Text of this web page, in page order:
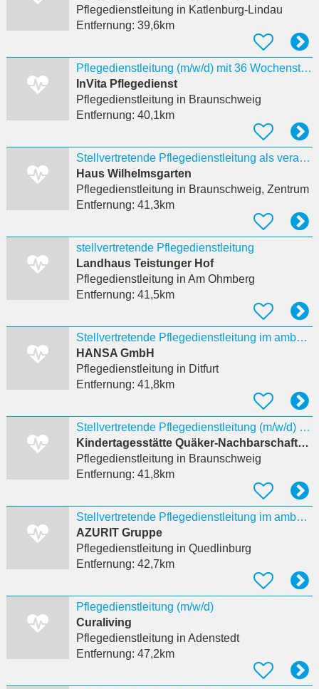
Pflegedienstleitung in Katlenburg-Lindau
Entfernung: 39,6km
Pflegedienstleitung (m/w/d) mit 36 Wochenstunden
InVita Pflegedienst
Pflegedienstleitung in Braunschweig
Entfernung: 40,1km
Stellvertretende Pflegedienstleitung als verantwortliche:r Pflegeprozesskoordinator:in (w/m/d)
Haus Wilhelmsgarten
Pflegedienstleitung in Braunschweig, Zentrum
Entfernung: 41,3km
stellvertretende Pflegedienstleitung
Landhaus Teistunger Hof
Pflegedienstleitung in Am Ohmberg
Entfernung: 41,5km
Stellvertretende Pflegedienstleitung im ambulanten Dienst (w/m/d)
HANSA GmbH
Pflegedienstleitung in Ditfurt
Entfernung: 41,8km
Stellvertretende Pflegedienstleitung (m/w/d) – Ambulante Pflege
Kindertagesstätte Quäker-Nachbarschaftsheim (QNH) des Paritätischen Braunschweig
Pflegedienstleitung in Braunschweig
Entfernung: 41,8km
Stellvertretende Pflegedienstleitung im ambulanten Dienst (w/m/d)
AZURIT Gruppe
Pflegedienstleitung in Quedlinburg
Entfernung: 42,7km
Pflegedienstleitung (m/w/d)
Curaliving
Pflegedienstleitung in Adenstedt
Entfernung: 47,2km